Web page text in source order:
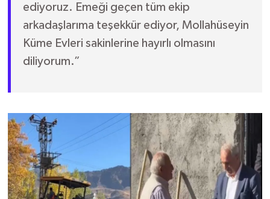
ediyoruz. Emeği geçen tüm ekip
arkadaşlarıma teşekkür ediyor, Mollahüseyin
Küme Evleri sakinlerine hayırlı olmasını
diliyorum.”